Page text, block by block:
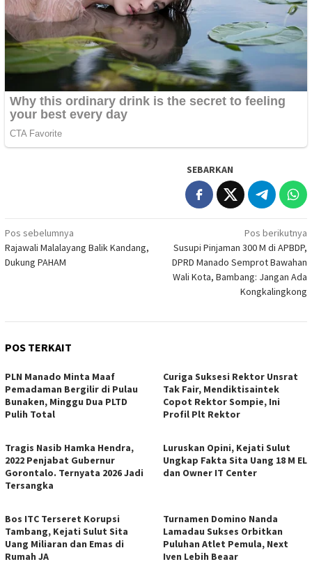
SEBARKAN
Navigasi
pos
Pos sebelumnya
Rajawali Malalayang Balik Kandang,
Dukung PAHAM
Pos berikutnya
Susupi Pinjaman 300 M di APBDP,
DPRD Manado Semprot Bawahan
Wali Kota, Bambang: Jangan Ada
Kongkalingkong
POS TERKAIT
PLN Manado Minta Maaf
Pemadaman Bergilir di Pulau
Bunaken, Minggu Dua PLTD
Pulih Total
Curiga Suksesi Rektor Unsrat
Tak Fair, Mendiktisaintek
Copot Rektor Sompie, Ini
Profil Plt Rektor
Tragis Nasib Hamka Hendra,
2022 Penjabat Gubernur
Gorontalo. Ternyata 2026 Jadi
Tersangka
Luruskan Opini, Kejati Sulut
Ungkap Fakta Sita Uang 18 M EL
dan Owner IT Center
Bos ITC Terseret Korupsi
Tambang, Kejati Sulut Sita
Uang Miliaran dan Emas di
Rumah JA
Turnamen Domino Nanda
Lamadau Sukses Orbitkan
Puluhan Atlet Pemula, Next
Iven Lebih Beaar